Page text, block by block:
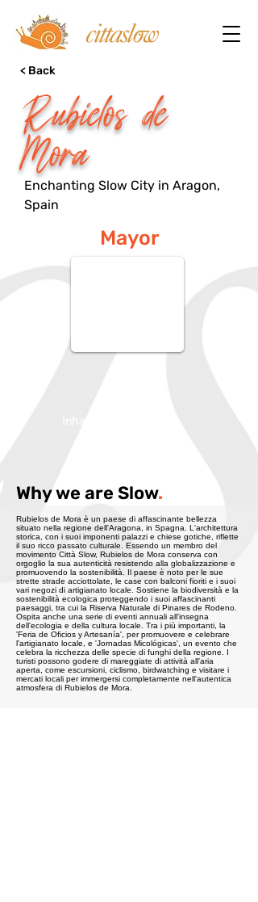
Rubielos de
Mora
< Back
Enchanting Slow City in Aragon,
Spain
Mayor
Why we are Slow.
Rubielos de Mora è un paese di affascinante bellezza
situato nella regione dell'Aragona, in Spagna. L'architettura
storica, con i suoi imponenti palazzi e chiese gotiche, riflette
il suo ricco passato culturale. Essendo un membro del
movimento Città Slow, Rubielos de Mora conserva con
orgoglio la sua autenticità resistendo alla globalizzazione e
promuovendo la sostenibilità. Il paese è noto per le sue
strette strade acciottolate, le case con balconi fioriti e i suoi
vari negozi di artigianato locale. Sostiene la biodiversità e la
sostenibilità ecologica proteggendo i suoi affascinanti
paesaggi, tra cui la Riserva Naturale di Pinares de Rodeno.
Ospita anche una serie di eventi annuali all'insegna
dell'ecologia e della cultura locale. Tra i più importanti, la
'Feria de Oficios y Artesanía', per promuovere e celebrare
l'artigianato locale, e 'Jornadas Micológicas', un evento che
celebra la ricchezza delle specie di funghi della regione. I
turisti possono godere di mareggiate di attività all'aria
aperta, come escursioni, ciclismo, birdwatching e visitare i
mercati locali per immergersi completamente nell'autentica
atmosfera di Rubielos de Mora.